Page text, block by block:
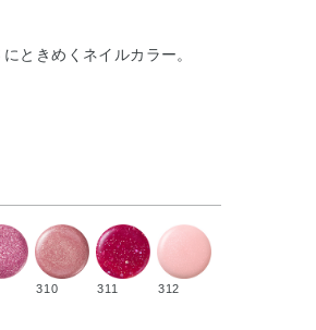
ときめくネイルカラー。
310 311 312